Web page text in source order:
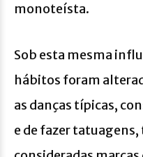
monoteísta.
Sob esta mesma
hábitos foram
as danças típicas,
e de fazer